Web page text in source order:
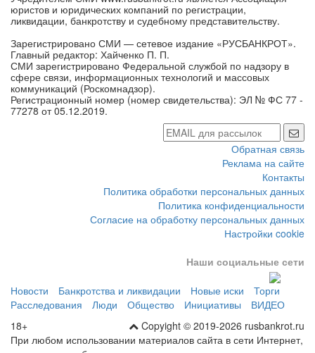
юристов и юридических компаний по регистрации,
ликвидации, банкротству и судебному представительству.
Зарегистрировано СМИ — сетевое издание «РУСБАНКРОТ».
Главный редактор: Хайченко П. П.
СМИ зарегистрировано Федеральной службой по надзору в
сфере связи, информационных технологий и массовых
коммуникаций (Роскомнадзор).
Регистрационный номер (номер свидетельства): ЭЛ № ФС 77 -
77278 от 05.12.2019.
Обратная связь
Реклама на сайте
Контакты
Политика обработки персональных данных
Политика конфиденциальности
Согласие на обработку персональных данных
Настройки cookie
Наши социальные сети
Новости Банкротства и ликвидации Новые иски
Торги
Расследования
Люди Общество Инициативы
ВИДЕО
Copyight © 2019-2026 rusbankrot.ru
18+
При любом использовании материалов сайта в сети Интернет,